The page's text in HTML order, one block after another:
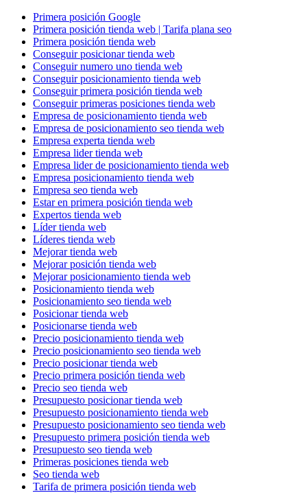
Primera posición Google
Primera posición tienda web | Tarifa plana seo
Primera posición tienda web
Conseguir posicionar tienda web
Conseguir numero uno tienda web
Conseguir posicionamiento tienda web
Conseguir primera posición tienda web
Conseguir primeras posiciones tienda web
Empresa de posicionamiento tienda web
Empresa de posicionamiento seo tienda web
Empresa experta tienda web
Empresa lider tienda web
Empresa lider de posicionamiento tienda web
Empresa posicionamiento tienda web
Empresa seo tienda web
Estar en primera posición tienda web
Expertos tienda web
Líder tienda web
Líderes tienda web
Mejorar tienda web
Mejorar posición tienda web
Mejorar posicionamiento tienda web
Posicionamiento tienda web
Posicionamiento seo tienda web
Posicionar tienda web
Posicionarse tienda web
Precio posicionamiento tienda web
Precio posicionamiento seo tienda web
Precio posicionar tienda web
Precio primera posición tienda web
Precio seo tienda web
Presupuesto posicionar tienda web
Presupuesto posicionamiento tienda web
Presupuesto posicionamiento seo tienda web
Presupuesto primera posición tienda web
Presupuesto seo tienda web
Primeras posiciones tienda web
Seo tienda web
Tarifa de primera posición tienda web